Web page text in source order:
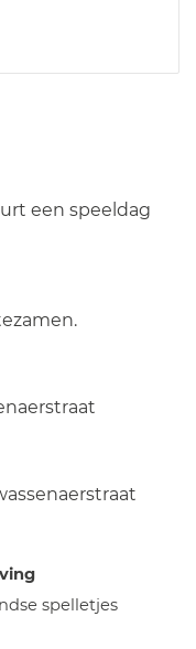
een speeldag
spelletjes